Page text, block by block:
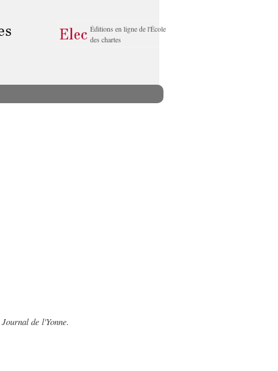
Éditions en ligne de l'École
des chartes
Journal de l'Yonne.